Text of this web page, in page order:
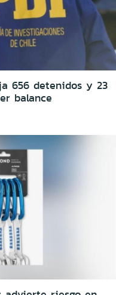
656 detenidos y 23
balance